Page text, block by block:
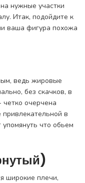
нужные участки
Итак, подойдите к
ваша фигура похожа
ведь жировые
без скачков, в
четко очерчена
привлекательной в
что обьем
широкие плечи,